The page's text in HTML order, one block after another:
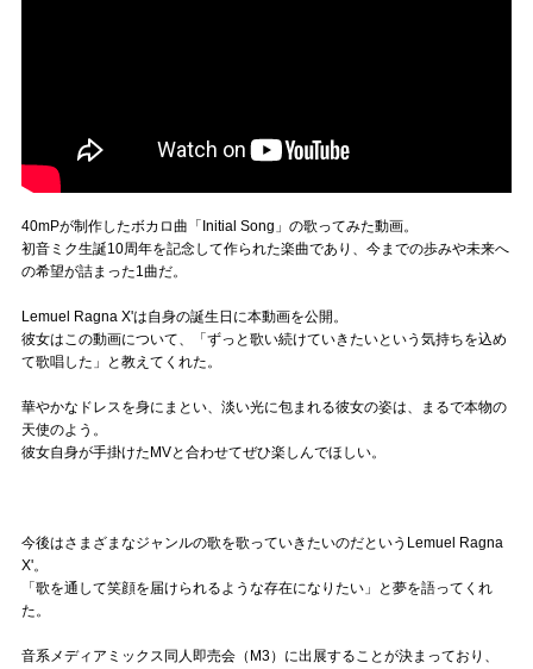
40mPが制作したボカロ曲「Initial Song」の歌ってみた動画。
初音ミク生誕10周年を記念して作られた楽曲であり、今までの歩みや未来へ
の希望が詰まった1曲だ。
Lemuel Ragna X'は自身の誕生日に本動画を公開。
彼女はこの動画について、「ずっと歌い続けていきたいという気持ちを込め
て歌唱した」と教えてくれた。
華やかなドレスを身にまとい、淡い光に包まれる彼女の姿は、まるで本物の
天使のよう。
彼女自身が手掛けたMVと合わせてぜひ楽しんでほしい。
今後はさまざまなジャンルの歌を歌っていきたいのだというLemuel Ragna
X'。
「歌を通して笑顔を届けられるような存在になりたい」と夢を語ってくれ
た。
音系メディアミックス同人即売会（M3）に出展することが決まっており、